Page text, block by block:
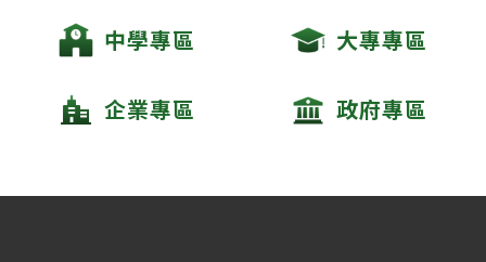
中學專區 大專專區
企業專區 政府專區